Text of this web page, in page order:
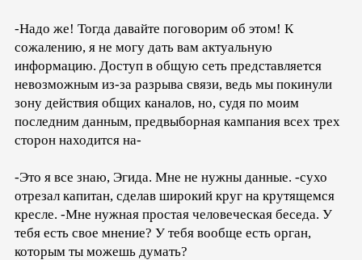
-Надо же! Тогда давайте поговорим об этом! К
сожалению, я не могу дать вам актуальную
информацию. Доступ в общую сеть представляется
невозможным из-за разрыва связи, ведь мы покинули
зону действия общих каналов, но, судя по моим
последним данным, предвыборная кампания всех трех
сторон находится на-
-Это я все знаю, Эгида. Мне не нужны данные. -сухо
отрезал капитан, сделав широкий круг на крутящемся
кресле. -Мне нужная простая человеческая беседа. У
тебя есть свое мнение? У тебя вообще есть орган,
которым ты можешь думать?